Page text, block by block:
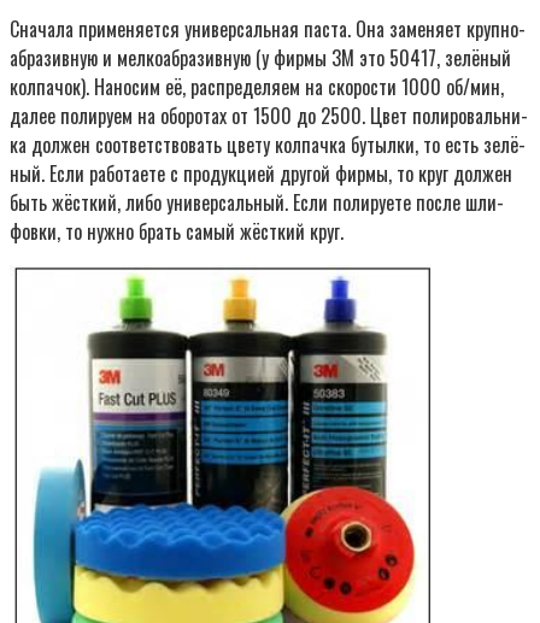
Сна­ча­ла при­ме­ня­ет­ся уни­вер­саль­ная пас­та. Она заме­ня­ет круп­но­
абра­зив­ную и мел­ко­абра­зив­ную (у фир­мы 3M это 50417, зелё­ный
кол­па­чок). Нано­сим её, рас­пре­де­ля­ем на ско­ро­сти 1000 об/мин,
далее поли­ру­ем на обо­ро­тах от 1500 до 2500. Цвет поли­ро­валь­ни­
ка дол­жен соот­вет­ство­вать цве­ту кол­пач­ка бутыл­ки, то есть зелё­
ный. Если рабо­та­е­те с про­дук­ци­ей дру­гой фир­мы, то круг дол­жен
быть жёст­кий, либо уни­вер­саль­ный. Если поли­ру­е­те после шли­
фов­ки, то нуж­но брать самый жёст­кий круг.